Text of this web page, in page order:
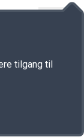
tilgang til